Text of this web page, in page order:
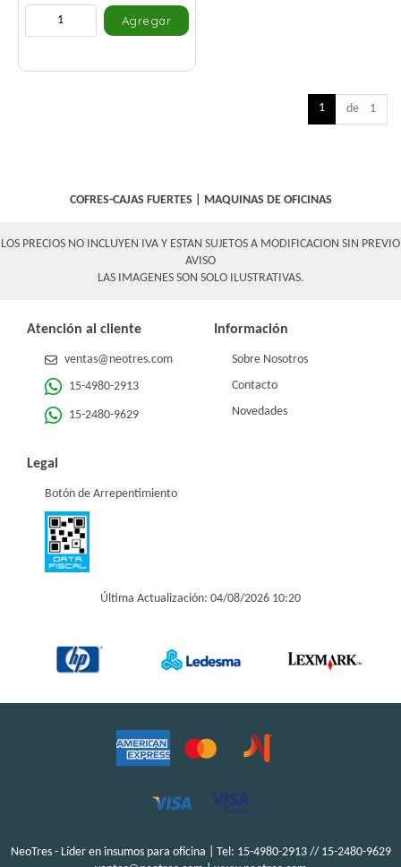
1 de 1
COFRES-CAJAS FUERTES MAQUINAS DE OFICINAS
LOS PRECIOS NO INCLUYEN IVA Y ESTAN SUJETOS A MODIFICACION SIN PREVIO
AVISO
LAS IMAGENES SON SOLO ILUSTRATIVAS.
Atención al cliente
ventas@neotres.com
15-4980-2913
15-2480-9629
Información
Sobre Nosotros
Contacto
Novedades
Legal
Botón de Arrepentimiento
Última Actualización: 04/08/2026 10:20
NeoTres - Líder en insumos para oficina | Tel: 15-4980-2913 // 15-2480-9629